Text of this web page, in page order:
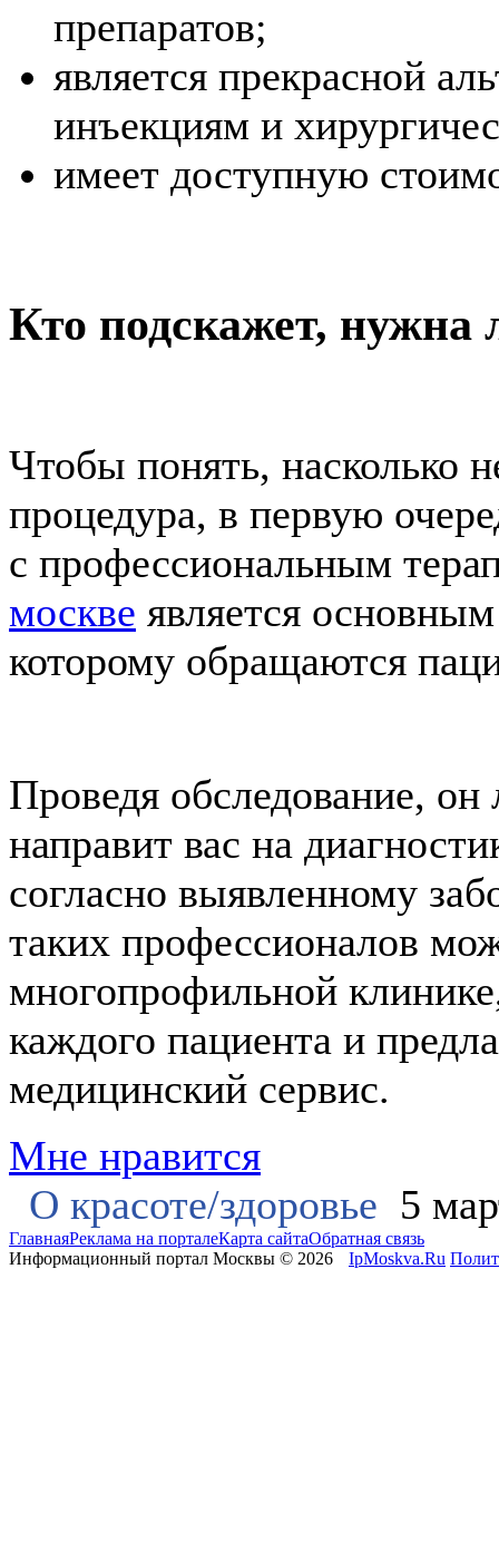
препаратов;
является прекрасной
инъекциям и
имеет доступную
Кто подскажет,
Чтобы понять, насколько
процедура, в первую
с профессиональным
москве является
которому обращаются
Проведя обследование,
направит вас на
согласно выявленному
таких профессионалов
многопрофильной
каждого пациента и
медицинский сервис.
Мне нравится
О красоте/здоровье 5
ГлавнаяРеклама на порталеКарта сайтаОбратная связь
Информационный портал Москвы © 2026
IpMoskva.Ru